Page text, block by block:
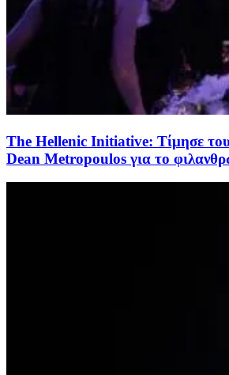
The Hellenic Initiative: Τίμησε
Dean Metropoulos για το